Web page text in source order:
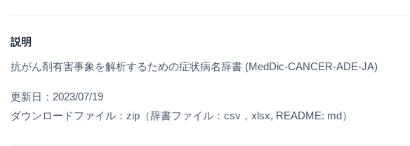
説明
抗がん剤有害事象を解析するための症状病名辞書 (MedDic-CANCER-ADE-JA)
更新日：2023/07/19
ダウンロードファイル：zip（辞書ファイル：csv，xlsx, README: md）